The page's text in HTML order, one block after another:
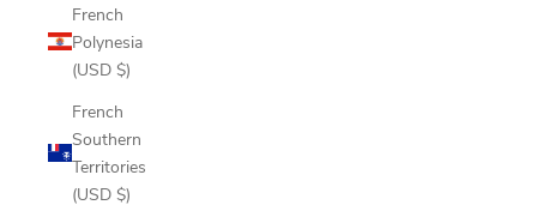
French
Polynesia
(USD $)
French
Southern
Territories
(USD $)